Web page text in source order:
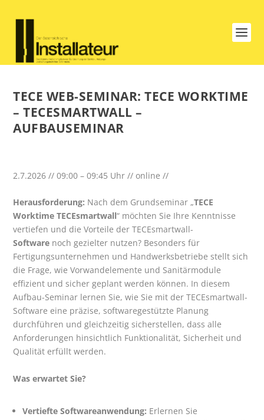
TECE WEB-SEMINAR: TECE WORKTIME
– TECESMARTWALL –
AUFBAUSEMINAR
2.7.2026 // 09:00 – 09:45 Uhr // online //
Herausforderung: Nach dem Grundseminar „TECE
Worktime TECEsmartwall“ möchten Sie Ihre Kenntnisse
vertiefen und die Vorteile der TECEsmartwall-
Software noch gezielter nutzen? Besonders für
Fertigungsunternehmen und Handwerksbetriebe stellt sich
die Frage, wie Vorwandelemente und Sanitärmodule
effizient und sicher geplant werden können. In diesem
Aufbau-Seminar lernen Sie, wie Sie mit der TECEsmartwall-
Software eine präzise, softwaregestützte Planung
durchführen und gleichzeitig sicherstellen, dass alle
Anforderungen hinsichtlich Funktionalität, Sicherheit und
Qualität erfüllt werden.
Was erwartet Sie?
Vertiefte Softwareanwendung: Erlernen Sie